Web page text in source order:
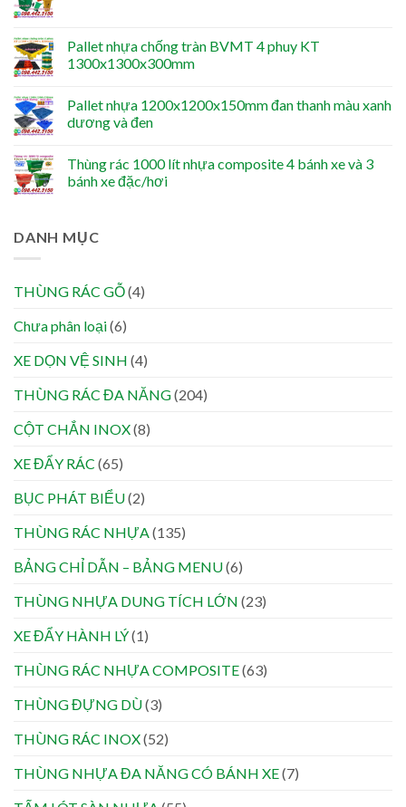
Pallet nhựa chống tràn BVMT 4 phuy KT
1300x1300x300mm
Pallet nhựa 1200x1200x150mm đan thanh màu xanh
dương và đen
Thùng rác 1000 lít nhựa composite 4 bánh xe và 3
bánh xe đặc/hơi
DANH MỤC
THÙNG RÁC GỖ(4)
Chưa phân loại(6)
XE DỌN VỆ SINH (4)
THÙNG RÁC ĐA NĂNG(204)
CỘT CHẮN INOX(8)
XE ĐẨY RÁC (65)
BỤC PHÁT BIỂU(2)
THÙNG RÁC NHỰA(135)
BẢNG CHỈ DẪN – BẢNG MENU(6)
THÙNG NHỰA DUNG TÍCH LỚN (23)
XE ĐẨY HÀNH LÝ(1)
THÙNG RÁC NHỰA COMPOSITE(63)
THÙNG ĐỰNG DÙ(3)
THÙNG RÁC INOX(52)
THÙNG NHỰA ĐA NĂNG CÓ BÁNH XE(7)